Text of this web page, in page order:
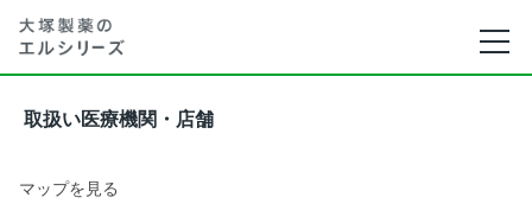
取扱い医療機関・店舗
マップを見る